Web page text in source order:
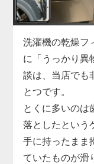
「家電の達人」
機を分解しての
を正確に特定。
部品の交換か
に対応します。
縦型・ドラム式
ており、最短即
小さな水漏れで
気になる症状が
さい。
洗濯機の乾燥フ
に「うっかり異
談は、当店でも
とつです。
とくに多いのは
落としたという
手に持ったまま
ていたものが滑